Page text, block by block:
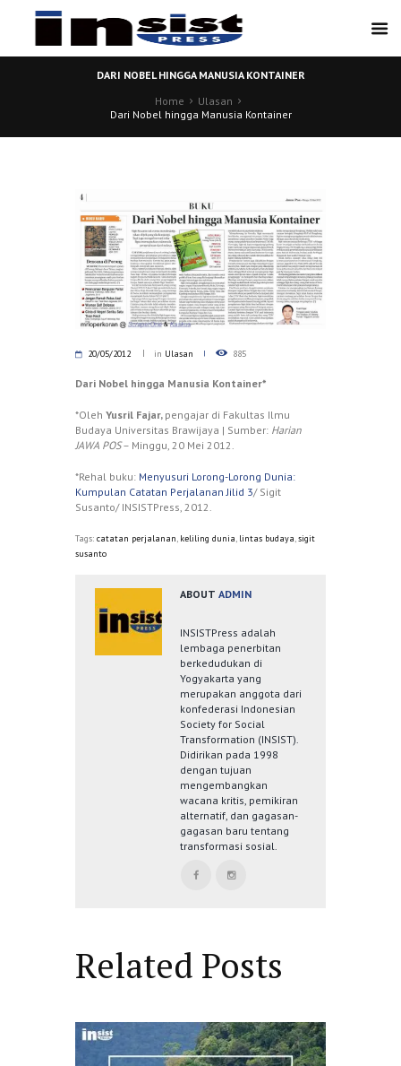
DARI NOBEL HINGGA MANUSIA KONTAINER
Home
Ulasan
Dari Nobel hingga Manusia Kontainer
20/05/2012 in Ulasan 885
Dari Nobel hingga Manusia Kontainer*
*Oleh Yusril Fajar, pengajar di Fakultas Ilmu
Budaya Universitas Brawijaya | Sumber: Harian
JAWA POS– Minggu, 20 Mei 2012.
*Rehal buku: Menyusuri Lorong-Lorong Dunia:
Kumpulan Catatan Perjalanan Jilid 3/ Sigit
Susanto/ INSISTPress, 2012.
Tags: catatan perjalanan keliling dunia lintas budaya sigit
susanto
ABOUTADMIN
INSISTPress adalah
lembaga penerbitan
berkedudukan di
Yogyakarta yang
merupakan anggota dari
konfederasi Indonesian
Society for Social
Transformation (INSIST).
Didirikan pada 1998
dengan tujuan
mengembangkan
wacana kritis, pemikiran
alternatif, dan gagasan-
gagasan baru tentang
transformasi sosial.
Related Posts